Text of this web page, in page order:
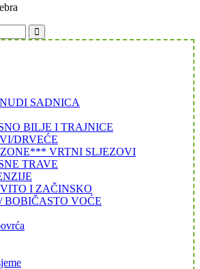
SADNICA
BILJE I TRAJNICE
DRVEĆE
VRTNI SLJEZOVI
TRAVE
I ZAČINSKO
BOBIČASTO VOĆE